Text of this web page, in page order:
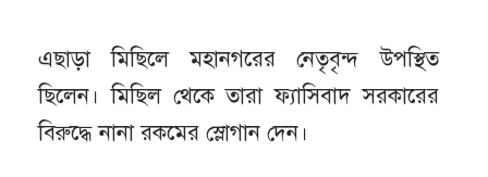
এছাড়া মিছিলে মহানগরের নেতৃবৃন্দ উপস্থিত
ছিলেন। মিছিল থেকে তারা ফ্যাসিবাদ সরকারের
বিরুদ্ধে নানা রকমের স্লোগান দেন।